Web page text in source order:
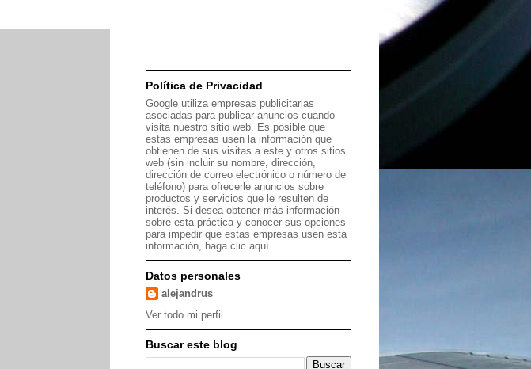
Política de Privacidad
Google utiliza empresas publicitarias
asociadas para publicar anuncios cuando
visita nuestro sitio web. Es posible que
estas empresas usen la información que
obtienen de sus visitas a este y otros sitios
web (sin incluir su nombre, dirección,
dirección de correo electrónico o número de
teléfono) para ofrecerle anuncios sobre
productos y servicios que le resulten de
interés. Si desea obtener más información
sobre esta práctica y conocer sus opciones
para impedir que estas empresas usen esta
información, haga clic aquí.
Datos personales
alejandrus
Ver todo mi perfil
Buscar este blog